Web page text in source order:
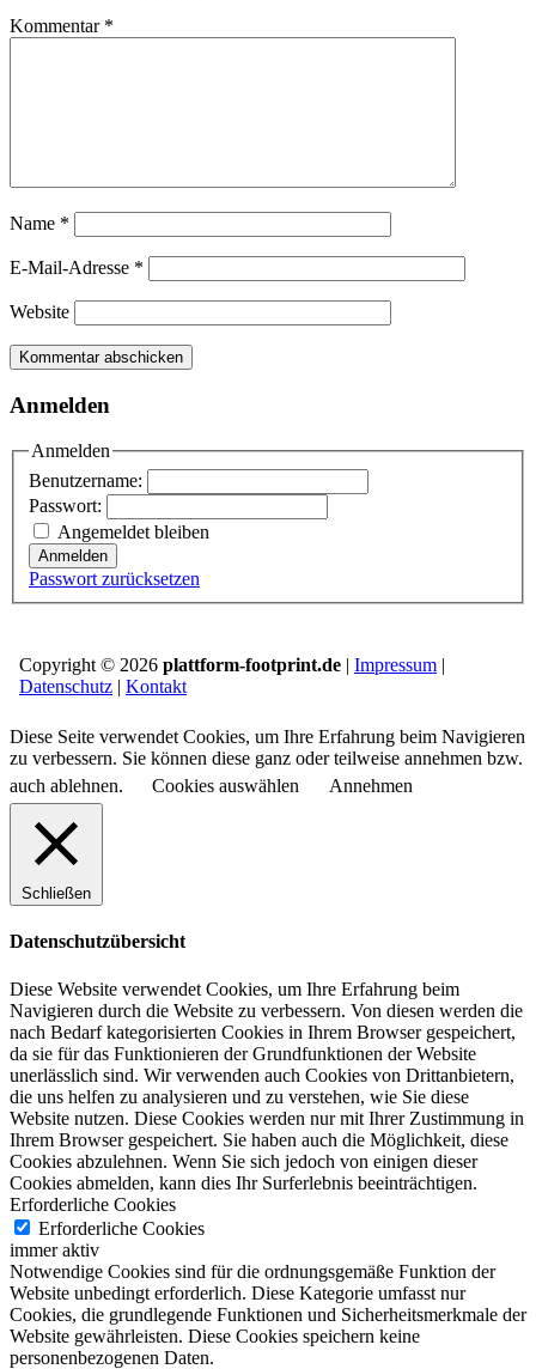
Kommentar *
Name *
E-Mail-Adresse *
Website
Anmelden
Anmelden
Benutzername:
Passwort:
Angemeldet bleiben
Anmelden
Passwort zurücksetzen
Copyright © 2026 plattform-footprint.de | Impressum |
Datenschutz | Kontakt
Diese Seite verwendet Cookies, um Ihre Erfahrung beim Navigieren
zu verbessern. Sie können diese ganz oder teilweise annehmen bzw.
auch ablehnen.
Cookies auswählen Annehmen
Schließen
Datenschutzübersicht
Diese Website verwendet Cookies, um Ihre Erfahrung beim
Navigieren durch die Website zu verbessern. Von diesen werden die
nach Bedarf kategorisierten Cookies in Ihrem Browser gespeichert,
da sie für das Funktionieren der Grundfunktionen der Website
unerlässlich sind. Wir verwenden auch Cookies von Drittanbietern,
die uns helfen zu analysieren und zu verstehen, wie Sie diese
Website nutzen. Diese Cookies werden nur mit Ihrer Zustimmung in
Ihrem Browser gespeichert. Sie haben auch die Möglichkeit, diese
Cookies abzulehnen. Wenn Sie sich jedoch von einigen dieser
Cookies abmelden, kann dies Ihr Surferlebnis beeinträchtigen.
Erforderliche Cookies
Erforderliche Cookies
immer aktiv
Notwendige Cookies sind für die ordnungsgemäße Funktion der
Website unbedingt erforderlich. Diese Kategorie umfasst nur
Cookies, die grundlegende Funktionen und Sicherheitsmerkmale der
Website gewährleisten. Diese Cookies speichern keine
personenbezogenen Daten.